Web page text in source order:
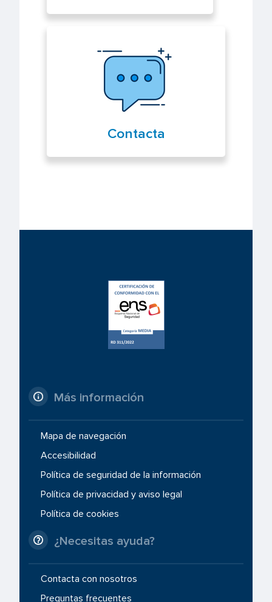
Contacta
Más información
Mapa de navegación
Accesibilidad
Política de seguridad de la información
Política de privacidad y aviso legal
Política de cookies
¿Necesitas ayuda?
Contacta con nosotros
Preguntas frecuentes